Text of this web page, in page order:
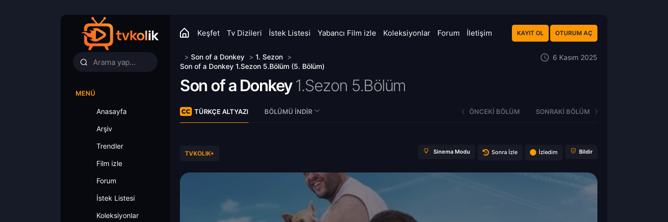
Keşfet Tv Dizileri İstek Listesi Yabancı Film izle Koleksiyonlar Forum İletişim KAYIT OL OTURUM AÇ
MENÜ
Anasayfa
Arşiv
Trendler
Film izle
Forum
İstek Listesi
Koleksiyonlar
> Son of a Donkey > 1. Sezon >
Son of a Donkey 1.Sezon 5.Bölüm (5. Bölüm)
6 Kasım 2025
Son of a Donkey 1.Sezon 5.Bölüm
TÜRKÇE ALTYAZI BÖLÜMÜ İNDIR ÖNCEKI BÖLÜM SONRAKI BÖLÜM
TVKOLIK+ Sinema Modu Sonra İzle İzledim Bildir